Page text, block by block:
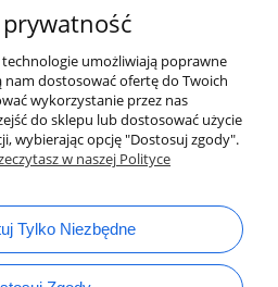
umożliwiają poprawne
nam dostosować ofertę do Twoich
wykorzystanie przez nas
do sklepu lub dostosować użycie
wybierając opcję "Dostosuj zgody".
w naszej Polityce
Tylko Niezbędne